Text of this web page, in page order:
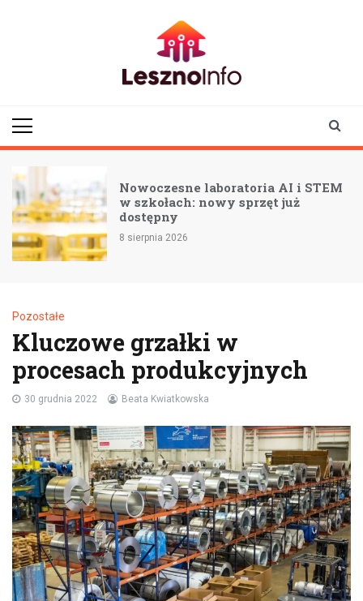
laboratoria AI i STEM
szkołach: nowy sprzęt już
sierpnia 2026
Pozostałe
Kluczowe grzałki w
procesach produkcyjnych
30 grudnia 2022 Beata Kwiatkowska